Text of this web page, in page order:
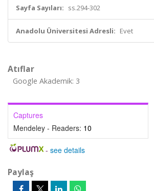
Sayfa Sayıları: ss.294-302
Anadolu Üniversitesi Adresli: Evet
Atıflar
Google Akademik: 3
Captures
Mendeley - Readers: 10
- see details
Paylaş